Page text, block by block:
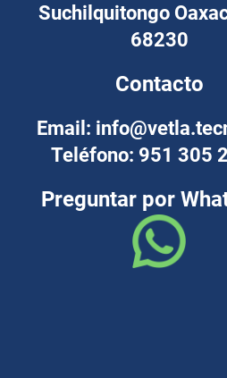
Suchilquitongo
68230
Contacto
Email:
Teléfono: 951 305
Preguntar por